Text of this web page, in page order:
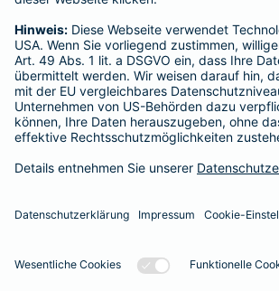
Notfalls nimmt der Tierarzt den 4-fachen
Besitzer muss eine vierstellige Rechnung
Basis-Schutz der Barmenia erstattet die
im tierärztlichen Notdienstkomplett - ohne
der Jahreshöchstleistung für Operationen.